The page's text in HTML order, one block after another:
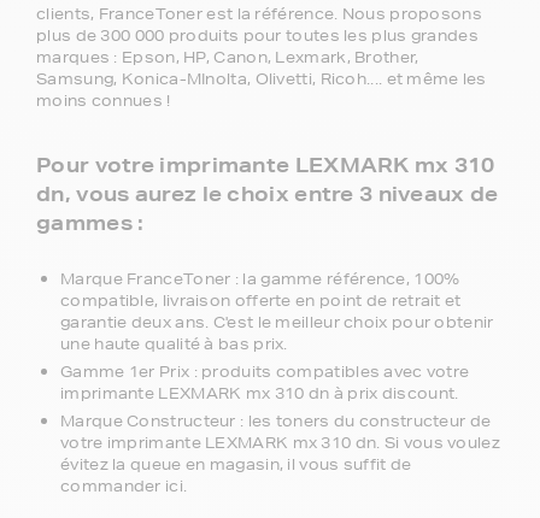
clients, FranceToner est la référence. Nous proposons
plus de 300 000 produits pour toutes les plus grandes
marques : Epson, HP, Canon, Lexmark, Brother,
Samsung, Konica-MInolta, Olivetti, Ricoh.... et même les
moins connues !
Pour votre imprimante LEXMARK mx 310
dn, vous aurez le choix entre 3 niveaux de
gammes :
Marque FranceToner : la gamme référence, 100%
compatible, livraison offerte en point de retrait et
garantie deux ans. C'est le meilleur choix pour obtenir
une haute qualité à bas prix.
Gamme 1er Prix : produits compatibles avec votre
imprimante LEXMARK mx 310 dn à prix discount.
Marque Constructeur : les toners du constructeur de
votre imprimante LEXMARK mx 310 dn. Si vous voulez
évitez la queue en magasin, il vous suffit de
commander ici.